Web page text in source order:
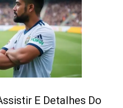
E Detalhes Do